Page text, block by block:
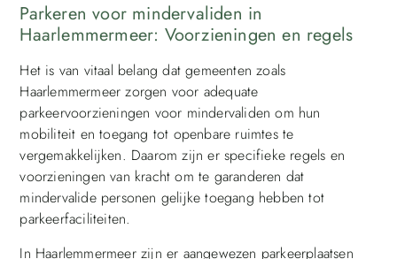
Parkeren voor mindervaliden in
Haarlemmermeer: Voorzieningen en regels
Het is van vitaal belang dat gemeenten zoals
Haarlemmermeer zorgen voor adequate
parkeervoorzieningen voor mindervaliden om hun
mobiliteit en toegang tot openbare ruimtes te
vergemakkelijken. Daarom zijn er specifieke regels en
voorzieningen van kracht om te garanderen dat
mindervalide personen gelijke toegang hebben tot
parkeerfaciliteiten.
In Haarlemmermeer zijn er aangewezen parkeerplaatsen